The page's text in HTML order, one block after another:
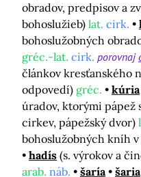
obradov, predpisov a
bohoslužieb) lat. cirk.
bohoslužobných
gréc.-lat. cirk. porovnaj
článkov kresťanského
odpovedí) gréc. kúria
úradov, ktorými pápež
cirkev, pápežský dvor)
bohoslužobných kníh
hadís (s. výrokov a
arab. náb. šaría šaria